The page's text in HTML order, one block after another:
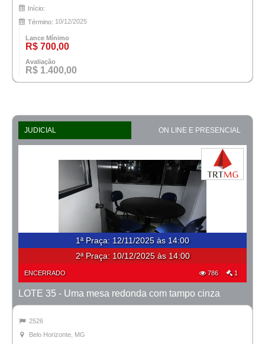
Início:
Término: 10/12/2025
Lance Mínimo
R$ 700,00
Avaliação
R$ 1.400,00
JUDICIAL ON LINE E PRESENCIAL
1ª Praça: 12/11/2025 às 14:00
2ª Praça: 10/12/2025 às 14:00
ENCERRADO 786 1
LOTE 35 - Uma mesa redonda com tampo cinza
2526
Belo Horizonte, MG